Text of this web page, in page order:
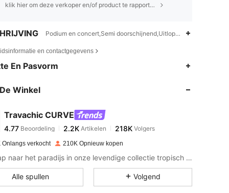
klik hier om deze verkoper en/of product te rapporteren.
Podium en concert,Semi doorschijnend,Uitlopend,Asymmetrisch
en contactgegevens
En Pasvorm
Winkel
Travachic CURVE
4.77
4.77 Beoordeling 2.2KArtikelen
r***kbetaalde1 dag geleden
4.77
Onlangs verkocht 210K Opnieuw kopen
Ontsnap naar het paradijs in onze levendige collectie tropisch geïnspireerde mode.
Alle spullen Volgend